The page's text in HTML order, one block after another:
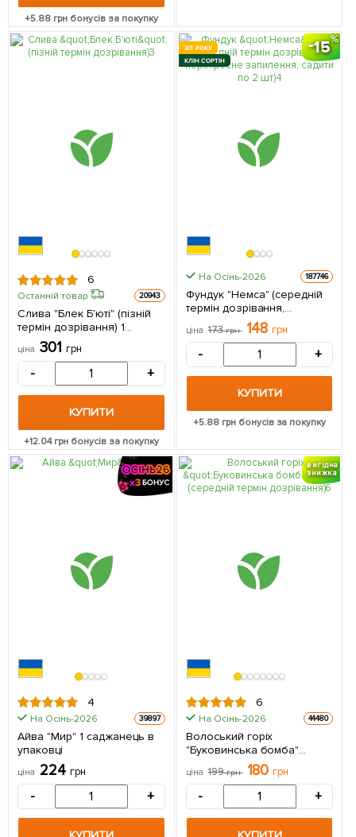
+5.88 грн бонусів за покупку
6
Останній товар 20943
Слива "Блек Б'юті" (пізній
термін дозрівання) 1
саджанець в упаковці
ціна 301 грн
- +
КУПИТИ
+12.04грн бонусів за покупку
15
ХІТ РОКУ
КЛІН СОРТІН
На Осінь-2026 187746
Фундук "Немса" (середній
термін дозрівання,
перехресне запилення,
садити по 2 шт) 1
саджанець в упаковці
ціна 173грн 148 грн
- +
КУПИТИ
+5.88грн бонусів за покупку
4
На Осінь-2026 39897
Айва "Мир" 1 саджанець в
упаковці
ціна 224 грн
- +
вигідна
знижка
6
На Осінь-2026 44480
Волоський горіх
"Буковинська бомба"
(середній термін
дозрівання) 1 шт в упаковці
ціна 199грн 180 грн
- +